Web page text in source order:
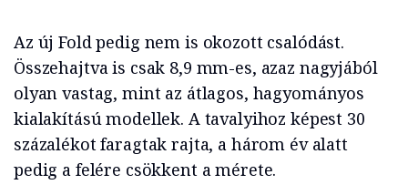
Az új Fold pedig nem is okozott csalódást.
Összehajtva is csak 8,9 mm-es, azaz nagyjából
olyan vastag, mint az átlagos, hagyományos
kialakítású modellek. A tavalyihoz képest 30
százalékot faragtak rajta, a három év alatt
pedig a felére csökkent a mérete.